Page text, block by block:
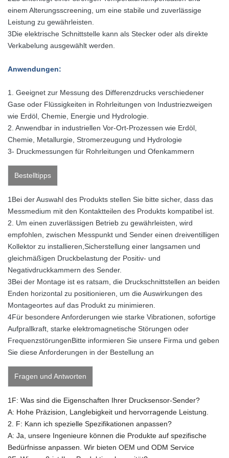
einem Alterungsscreening, um eine stabile und zuverlässige
Leistung zu gewährleisten.
3Die elektrische Schnittstelle kann als Stecker oder als direkte
Verkabelung ausgewählt werden.
Anwendungen:
1. Geeignet zur Messung des Differenzdrucks verschiedener
Gase oder Flüssigkeiten in Rohrleitungen von Industriezweigen
wie Erdöl, Chemie, Energie und Hydrologie.
2. Anwendbar in industriellen Vor-Ort-Prozessen wie Erdöl,
Chemie, Metallurgie, Stromerzeugung und Hydrologie
3- Druckmessungen für Rohrleitungen und Ofenkammern
Bestelltipps
1Bei der Auswahl des Produkts stellen Sie bitte sicher, dass das
Messmedium mit den Kontaktteilen des Produkts kompatibel ist.
2. Um einen zuverlässigen Betrieb zu gewährleisten, wird
empfohlen, zwischen Messpunkt und Sender einen dreiventilligen
Kollektor zu installieren,Sicherstellung einer langsamen und
gleichmäßigen Druckbelastung der Positiv- und
Negativdruckkammern des Sender.
3Bei der Montage ist es ratsam, die Druckschnittstellen an beiden
Enden horizontal zu positionieren, um die Auswirkungen des
Montageortes auf das Produkt zu minimieren.
4Für besondere Anforderungen wie starke Vibrationen, sofortige
Aufprallkraft, starke elektromagnetische Störungen oder
FrequenzstörungenBitte informieren Sie unsere Firma und geben
Sie diese Anforderungen in der Bestellung an
Fragen und Antworten
1F: Was sind die Eigenschaften Ihrer Drucksensor-Sender?
A: Hohe Präzision, Langlebigkeit und hervorragende Leistung.
2. F: Kann ich spezielle Spezifikationen anpassen?
A: Ja, unsere Ingenieure können die Produkte auf spezifische
Bedürfnisse anpassen. Wir bieten OEM und ODM Service